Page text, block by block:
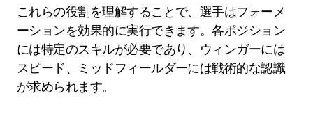
これらの役割を理解することで、選手はフォーメ
ーションを効果的に実行できます。各ポジション
には特定のスキルが必要であり、ウィンガーには
スピード、ミッドフィールダーには戦術的な認識
が求められます。